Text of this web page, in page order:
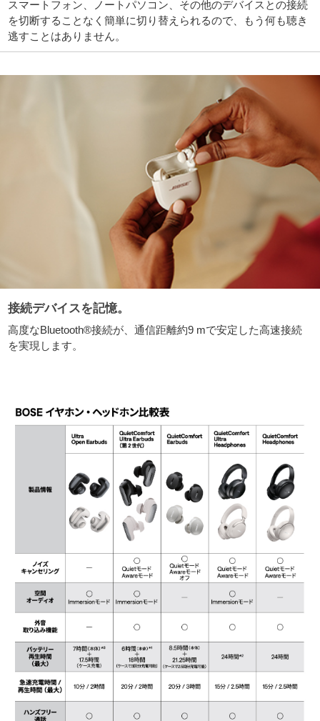
スマートフォン、ノートパソコン、その他のデバイスとの接続
を切断することなく簡単に切り替えられるので、もう何も聴き
逃すことはありません。
接続デバイスを記憶。
高度なBluetooth®接続が、通信距離約9 mで安定した高速接続
を実現します。